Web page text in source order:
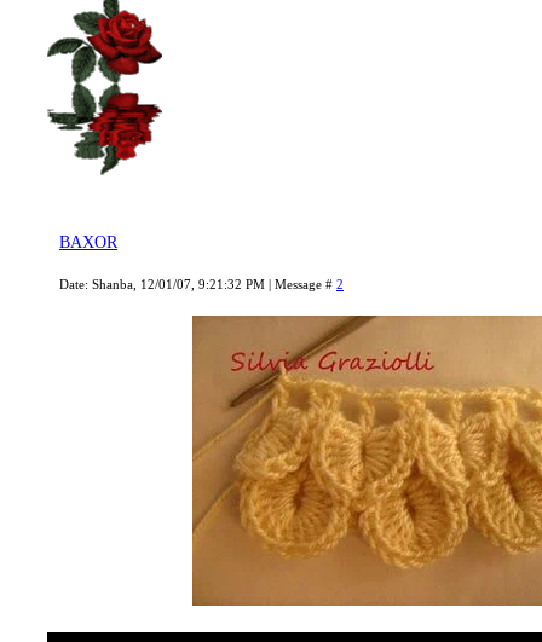
BAXOR
Date: Shanba, 12/01/07, 9:21:32 PM | Message # 2